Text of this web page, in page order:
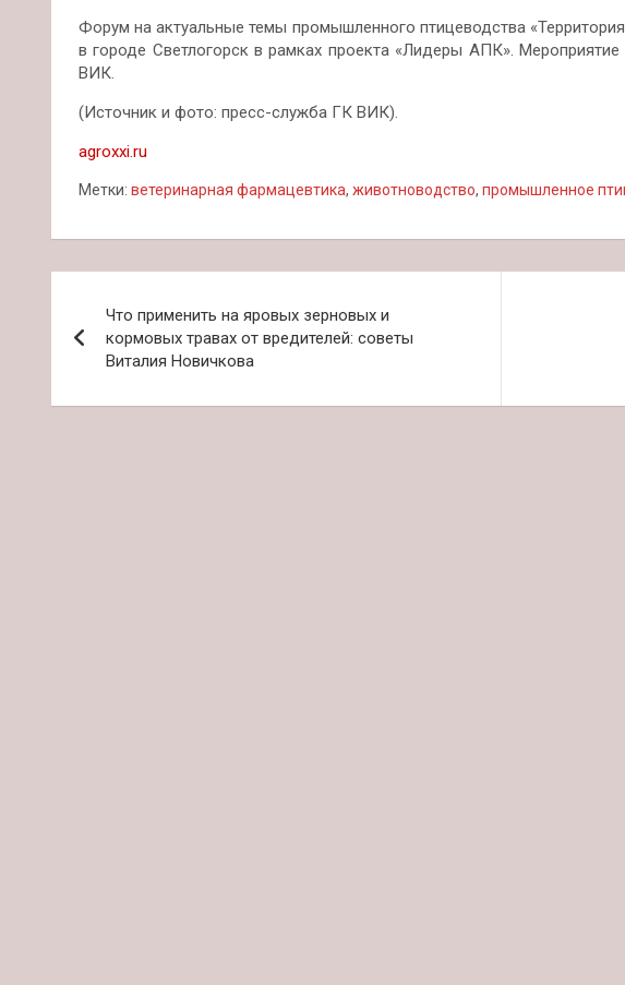
Форум на актуальные темы промышленного птицеводства
в городе Светлогорск в рамках проекта «Лидеры АПК».
ВИК.
(Источник и фото: пресс-служба ГК ВИК).
agroxxi.ru
Метки: ветеринарная фармацевтика, животноводство, промышленное
по
Что применить на яровых зерновых и
кормовых травах от вредителей: советы
Виталия Новичкова